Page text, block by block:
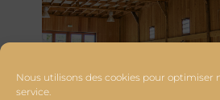
Nous utilisons des cookies pour optimiser
service.